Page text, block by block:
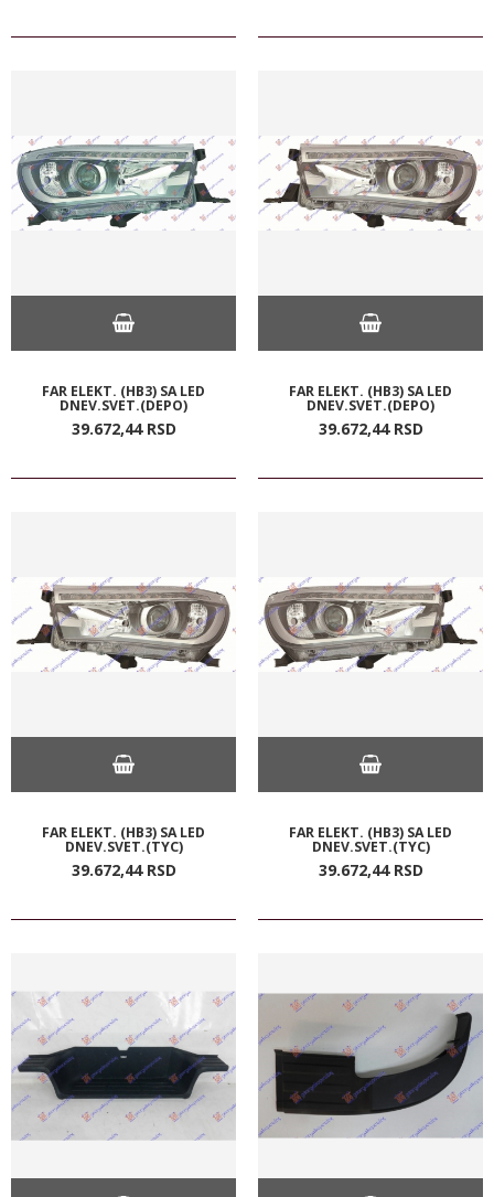
FAR ELEKT. (HB3) SA LED
DNEV.SVET.(DEPO)
39.672,44 RSD
FAR ELEKT. (HB3) SA LED
DNEV.SVET.(DEPO)
39.672,44 RSD
FAR ELEKT. (HB3) SA LED
DNEV.SVET.(TYC)
39.672,44 RSD
FAR ELEKT. (HB3) SA LED
DNEV.SVET.(TYC)
39.672,44 RSD